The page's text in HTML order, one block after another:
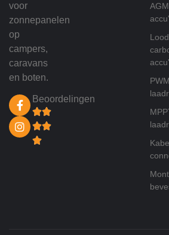
voor
zonnepanelen
op
campers,
caravans
en boten.
Beoordelingen
AGM
PWM